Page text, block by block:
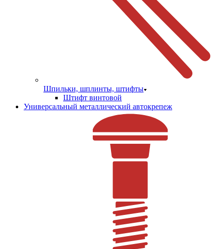
Шпильки, шплинты, штифты
Штифт винтовой
Универсальный металлический автокрепеж